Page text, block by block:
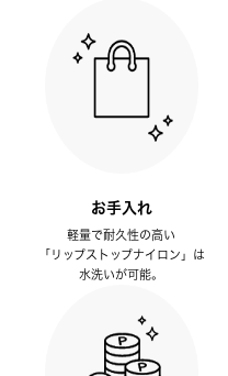
お手入れ
軽量で耐久性の高い
「リップストップナイロン」は
水洗いが可能。